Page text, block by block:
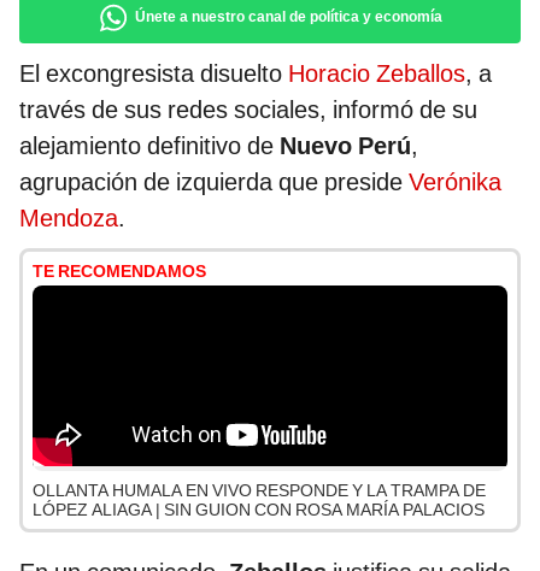
Únete a nuestro canal de política y economía
El excongresista disuelto Horacio Zeballos, a
través de sus redes sociales, informó de su
alejamiento definitivo de Nuevo Perú,
agrupación de izquierda que preside Verónika
Mendoza.
TE RECOMENDAMOS
OLLANTA HUMALA EN VIVO RESPONDE Y LA TRAMPA DE
LÓPEZ ALIAGA | SIN GUION CON ROSA MARÍA PALACIOS